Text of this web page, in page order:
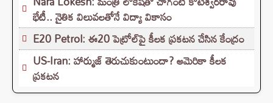
భేటీ.. నైతిక విలువలతోనే విద్యా వికాసం
E20 Petrol: ఈ20 పెట్రోల్‌పై కీలక ప్రకటన చేసిన కేంద్రం
US-Iran: హార్ముజ్ తెరుచుకుంటుందా? అమెరికా కీలక
ప్రకటన